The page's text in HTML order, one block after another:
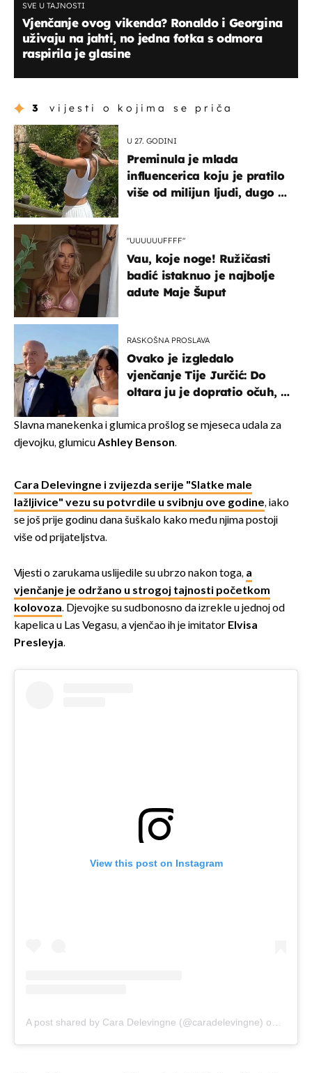
SVE U TAJNOSTI
Vjenčanje ovog vikenda? Ronaldo i Georgina
uživaju na jahti, no jedna fotka s odmora
raspirila je glasine
3 vijesti o kojima se priča
U 27. GODINI
Preminula je mlada
influencerica koju je pratilo
više od milijun ljudi, dugo se
"UUUUUUFFFF"
Vau, koje noge! Ružičasti
badić istaknuo je najbolje
adute Maje Šuput
RASKOŠNA PROSLAVA
Ovako je izgledalo
vjenčanje Tije Jurčić: Do
oltara ju je dopratio očuh, a
Slavna manekenka i glumica prošlog se mjeseca udala za
djevojku, glumicuAshley Benson.
Cara Delevingne i zvijezda serije "Slatke male
lažljivice" vezu su potvrdile u svibnju ove godine, iako
se još prije godinu dana šuškalo kako među njima postoji
više od prijateljstva.
Vijesti o zarukama uslijedile su ubrzo nakon toga, a
vjenčanje je održano u strogoj tajnosti početkom
kolovoza. Djevojke su sudbonosno da izrekle u jednoj od
kapelica u Las Vegasu, a vjenčao ih je imitator Elvisa
Presleyja.
View this post on Instagram
A post shared by Cara Delevingne (@caradelevingne) on